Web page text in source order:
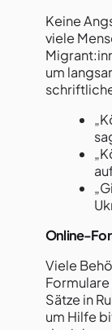
Keine
viele
um
Online-
Viele
Formulare
Sätze in
um Hilfe